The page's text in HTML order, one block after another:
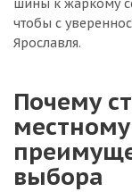
шины к жаркому
чтобы с
Ярославля.
Почему
выбора